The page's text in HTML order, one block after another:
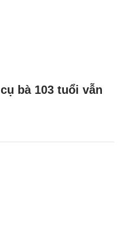
bà 103 tuổi vẫn